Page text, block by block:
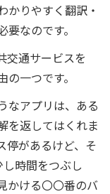
かりやすく翻訳・
なのです。
交通サービスを
一つです。
なアプリは、ある
を返してはくれま
停があるけど、そ
時間をつぶし
かける〇〇番のバ